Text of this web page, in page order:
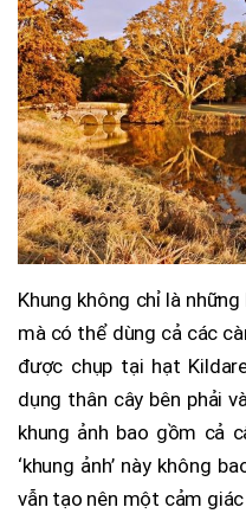
Khung không chỉ là
mà có thể dùng cả các
được chụp tại hạt
dụng thân cây bên phải
khung ảnh bao gồm cả
‘khung ảnh’ này không
vẫn tạo nên một cảm giác